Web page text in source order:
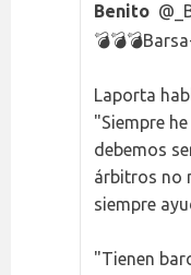
Benito
Laporta
"Siempre
debemos
árbitros no
siempre
"Tienen